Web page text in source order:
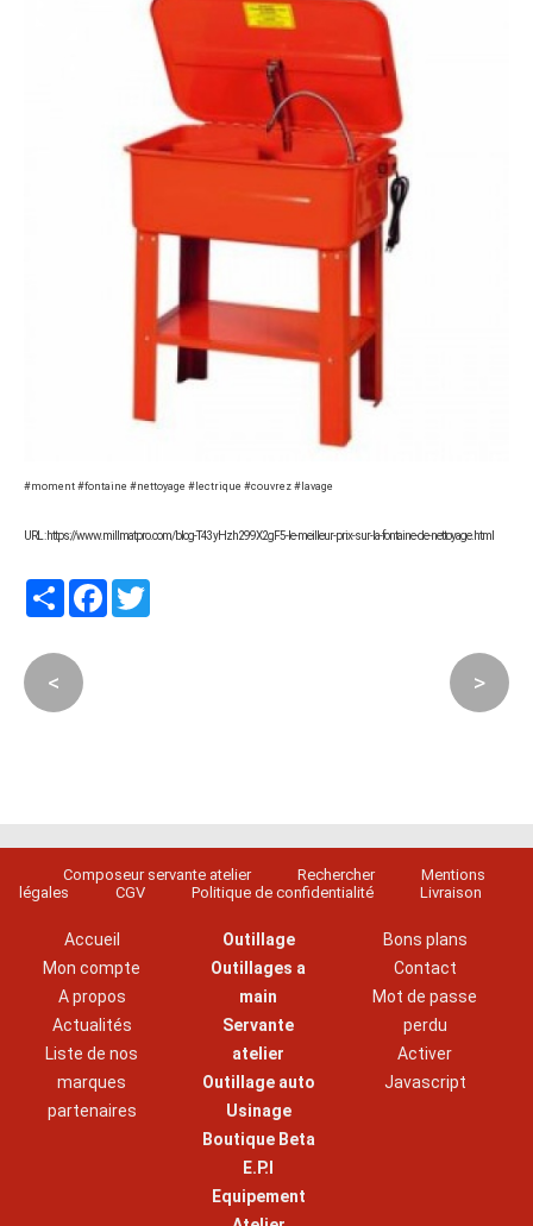
#moment #fontaine #nettoyage #lectrique #couvrez #lavage
URL : https://www.millmatpro.com/blog-T43yHzh299X2gF5-le-meilleur-prix-sur-la-fontaine-de-nettoyage.html
PartagerFacebook
< >
Composeur servante atelier Rechercher
Mentions
légales
CGV Politique de confidentialité Livraison
Accueil
Mon compte
A propos
Actualités
Liste de nos
marques
partenaires
Outillage
Outillages a
main
Servante
atelier
Outillage auto
Usinage
Boutique Beta
E.P.I
Equipement
Bons plans
Contact
Mot de passe
perdu
Activer
Javascript